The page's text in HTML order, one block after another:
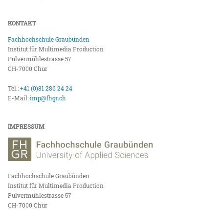
KONTAKT
Fachhochschule Graubünden
Institut für Multimedia Production
Pulvermühlestrasse 57
CH-7000 Chur
Tel.:+41 (0)81 286 24 24
E-Mail:imp@fhgr.ch
IMPRESSUM
Fachhochschule Graubünden
Institut für Multimedia Production
Pulvermühlestrasse 57
CH-7000 Chur